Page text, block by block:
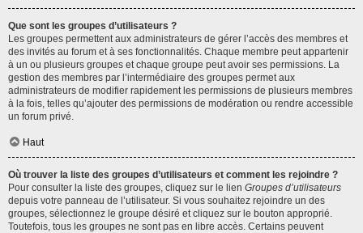
Que sont les groupes d’utilisateurs ?
Les groupes permettent aux administrateurs de gérer l’accès des membres et
des invités au forum et à ses fonctionnalités. Chaque membre peut appartenir
à un ou plusieurs groupes et chaque groupe peut avoir ses permissions. La
gestion des membres par l’intermédiaire des groupes permet aux
administrateurs de modifier rapidement les permissions de plusieurs membres
à la fois, telles qu’ajouter des permissions de modération ou rendre accessible
un forum privé.
Haut
Où trouver la liste des groupes d’utilisateurs et comment les rejoindre ?
Pour consulter la liste des groupes, cliquez sur le lien Groupes d’utilisateurs
depuis votre panneau de l’utilisateur. Si vous souhaitez rejoindre un des
groupes, sélectionnez le groupe désiré et cliquez sur le bouton approprié.
Toutefois, tous les groupes ne sont pas en libre accès. Certains peuvent